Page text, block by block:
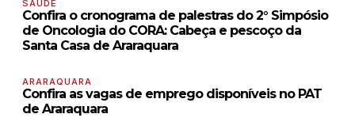
SAÚDE
Confira o cronograma de palestras do 2° Simpósio
de Oncologia do CORA: Cabeça e pescoço da
Santa Casa de Araraquara
ARARAQUARA
Confira as vagas de emprego disponíveis no PAT
de Araraquara